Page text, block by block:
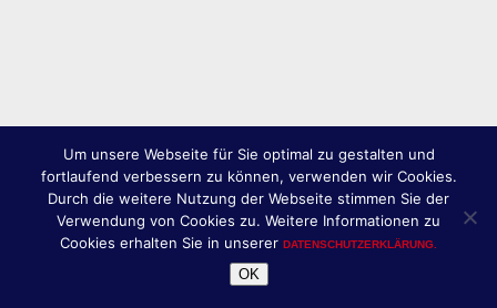
Um unsere Webseite für Sie optimal zu gestalten und
fortlaufend verbessern zu können, verwenden wir Cookies.
Durch die weitere Nutzung der Webseite stimmen Sie der
Verwendung von Cookies zu. Weitere Informationen zu
Cookies erhalten Sie in unserer DATENSCHUTZERKLÄRUNG.
OK